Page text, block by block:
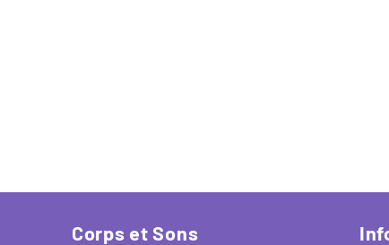
Corps et Sons